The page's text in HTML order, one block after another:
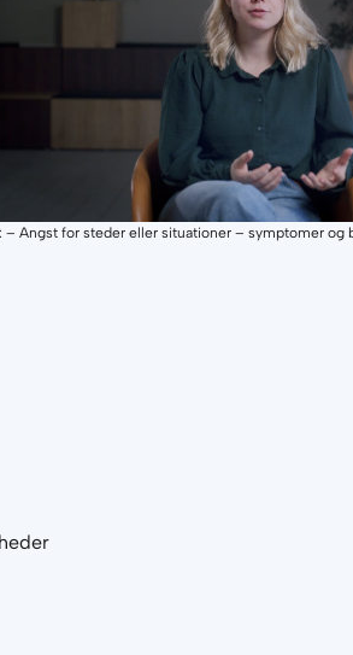
– Angst for steder eller situationer – symptomer og